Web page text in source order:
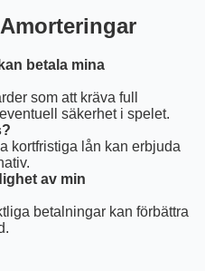
betala mina
som att kräva full
säkerhet i spelet.
kortfristiga lån kan erbjuda
av min
betalningar kan förbättra